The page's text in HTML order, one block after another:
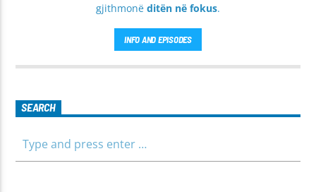
gjithmonë ditën në fokus.
INFO AND EPISODES
SEARCH